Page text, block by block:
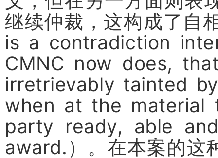
继续仲裁，这构成了自
is a contradiction
CMNC now does,
irretrievably tainted
when at the material
party ready, able
award. ）。在本案的这